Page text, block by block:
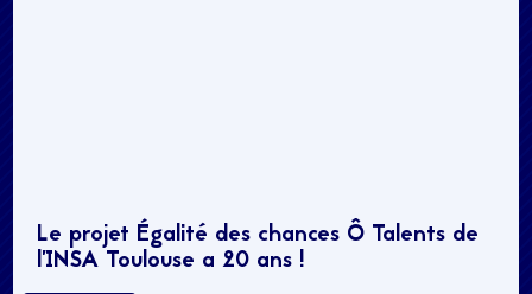
Le projet Égalité des chances Ô Talents de
l’INSA Toulouse a 20 ans !